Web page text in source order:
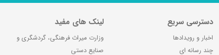
دسترسی سریع
اخبار و رویدادها
چند رسانه ای
لینک های مفید
وزارت میراث فرهنگی، گردشگری و
صنایع دستی